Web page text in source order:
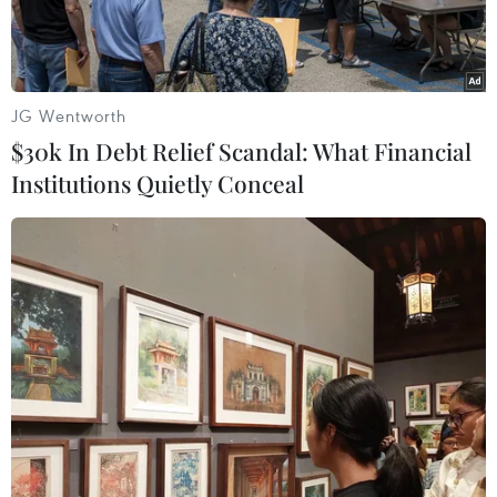
Đối tượng Vũ Thị Tuyết tại cơ quan công an. (Ảnh: TTXVN phát)
Ngày 23/4, theo tin từ Công an tỉnh Hải Dương,
Cơ quan Cảnh sát điều tra (Công an tỉnh) đã có
quyết định khởi tố vụ án, tạm giữ hình sự đối
với Vũ Thị Tuyết (tên gọi khác là Phượng, sinh
JG Wentworth
$30k In Debt Relief Scandal: What Financial
Institutions Quietly Conceal